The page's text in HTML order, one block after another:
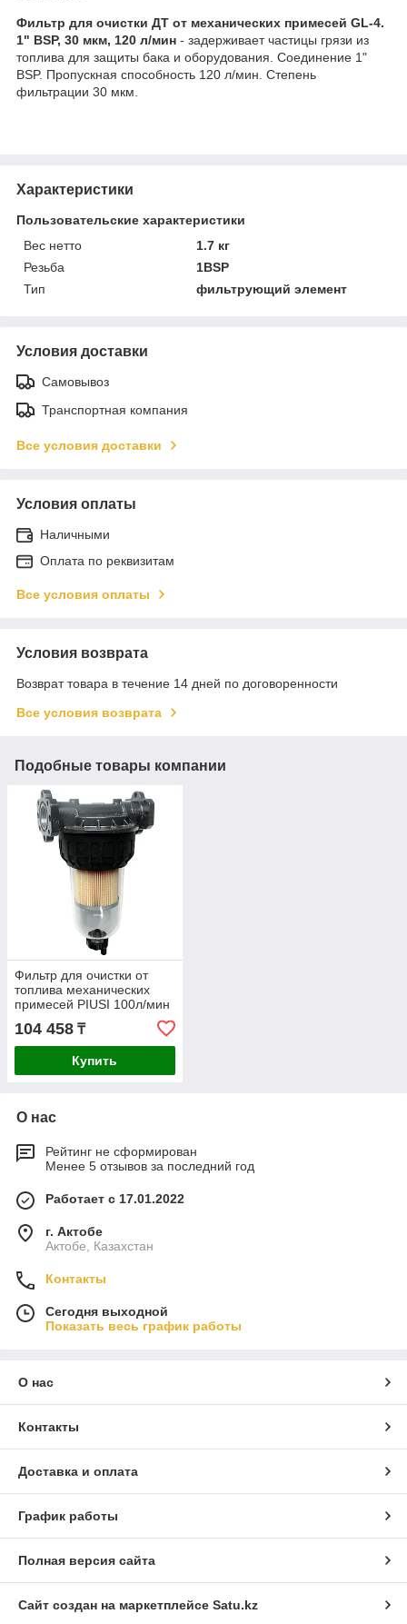
Фильтр для очистки ДТ от механических примесей GL-4.
1" BSP, 30 мкм, 120 л/мин - задерживает частицы грязи из
топлива для защиты бака и оборудования. Соединение 1"
BSP. Пропускная способность 120 л/мин. Степень
фильтрации 30 мкм.
Характеристики
Пользовательские характеристики
Вес нетто
1.7 кг
Резьба
1BSP
Тип
фильтрующий элемент
Условия доставки
Самовывоз
Транспортная компания
Все условия доставки
Условия оплаты
Наличными
Оплата по реквизитам
Все условия оплаты
Условия возврата
Возврат товара в течение 14 дней по договоренности
Все условия возврата
Подобные товары компании
Фильтр для очистки от
топлива механических
примесей PIUSI 100л/мин
F00611B00
104 458 ₸
Купить
О нас
Рейтинг не сформирован
Менее 5 отзывов за последний год
Работает с 17.01.2022
г. Актобе
Актобе, Казахстан
Контакты
Сегодня выходной
Показать весь график работы
О нас
Контакты
Доставка и оплата
График работы
Полная версия сайта
Сайт создан на маркетплейсе Satu.kz